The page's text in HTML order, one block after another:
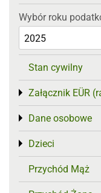
Wybór roku
Stan cywilny
Załącznik EÜR
Toggle menu
Dane osobowe
Toggle menu
Dzieci
Toggle menu
Przychód Mąż